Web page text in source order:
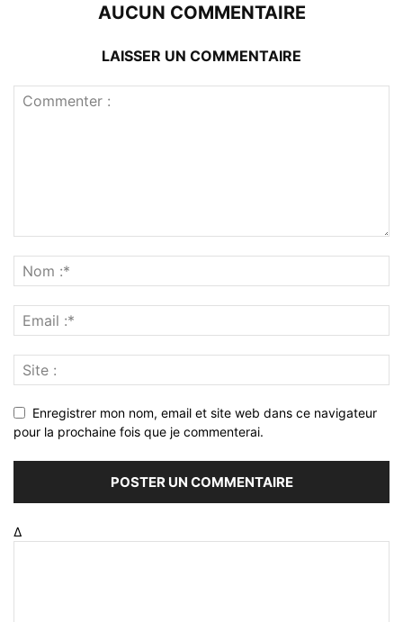
AUCUN COMMENTAIRE
LAISSER UN COMMENTAIRE
Enregistrer mon nom, email et site web dans ce navigateur
pour la prochaine fois que je commenterai.
Δ